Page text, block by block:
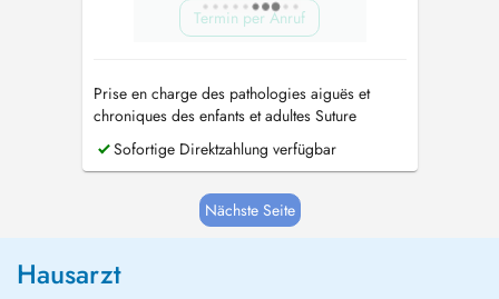
Termin per Anruf
Prise en charge des pathologies aiguës et
chroniques des enfants et adultes Suture
Sofortige Direktzahlung verfügbar
Nächste Seite
Hausarzt